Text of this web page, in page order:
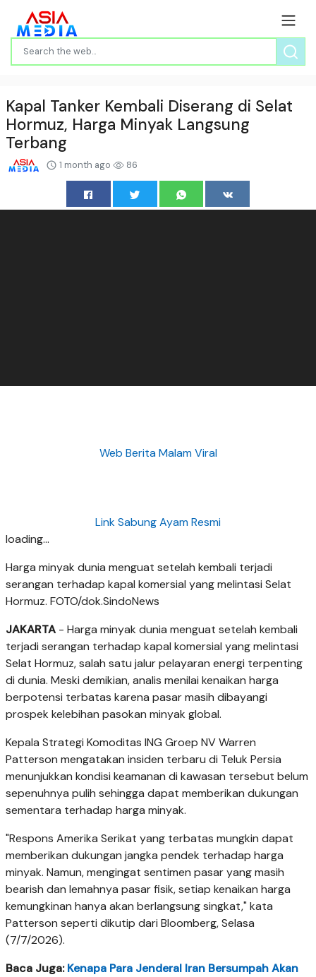
Kapal Tanker Kembali Diserang di Selat
Hormuz, Harga Minyak Langsung
Terbang
1 month ago 86
Web Berita Malam Viral
Link Sabung Ayam Resmi
loading...
Harga minyak dunia menguat setelah kembali terjadi
serangan terhadap kapal komersial yang melintasi Selat
Hormuz. FOTO/dok.SindoNews
JAKARTA - Harga minyak dunia menguat setelah kembali
terjadi serangan terhadap kapal komersial yang melintasi
Selat Hormuz, salah satu jalur pelayaran energi terpenting
di dunia. Meski demikian, analis menilai kenaikan harga
berpotensi terbatas karena pasar masih dibayangi
prospek kelebihan pasokan minyak global.
Kepala Strategi Komoditas ING Groep NV Warren
Patterson mengatakan insiden terbaru di Teluk Persia
menunjukkan kondisi keamanan di kawasan tersebut belum
sepenuhnya pulih sehingga dapat memberikan dukungan
sementara terhadap harga minyak.
"Respons Amerika Serikat yang terbatas mungkin dapat
memberikan dukungan jangka pendek terhadap harga
minyak. Namun, mengingat sentimen pasar yang masih
bearish dan lemahnya pasar fisik, setiap kenaikan harga
kemungkinan hanya akan berlangsung singkat," kata
Patterson seperti dikutip dari Bloomberg, Selasa
(7/7/2026).
Baca Juga:Kenapa Para Jenderal Iran Bersumpah Akan